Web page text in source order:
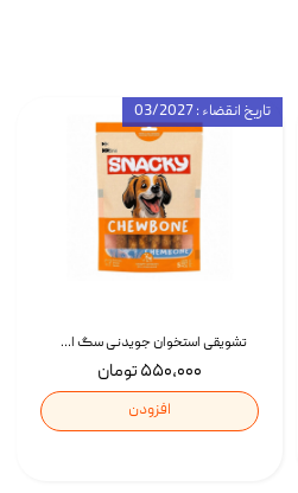
تشویقی استخوان جویدنی سگ اسنکی کرانچی با طعم مرغ Snacky Crunchy Munchy وزن 100 گرم
۵۵۰,۰۰۰ تومان
افزودن
تاریخ انقضاء : 03/2027